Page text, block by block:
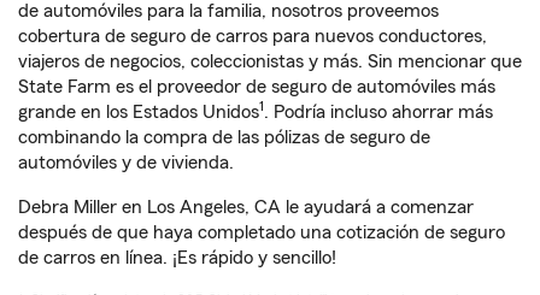
de automóviles para la familia, nosotros proveemos
cobertura de seguro de carros para nuevos conductores,
viajeros de negocios, coleccionistas y más. Sin mencionar que
State Farm es el proveedor de seguro de automóviles más
grande en los Estados Unidos1. Podría incluso ahorrar más
combinando la compra de las pólizas de seguro de
automóviles y de vivienda.
Debra Miller en Los Angeles, CA le ayudará a comenzar
después de que haya completado una cotización de seguro
de carros en línea. ¡Es rápido y sencillo!